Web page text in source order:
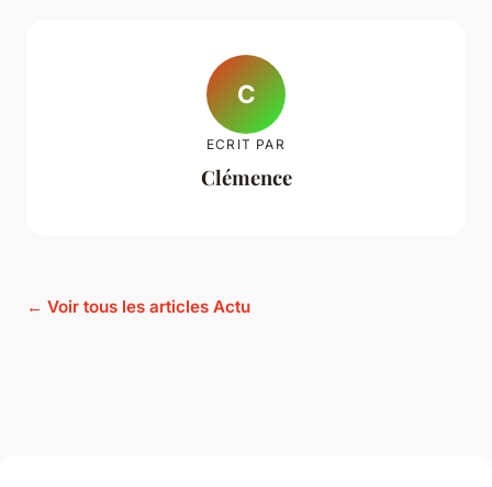
C
ECRIT PAR
Clémence
← Voir tous les articles Actu